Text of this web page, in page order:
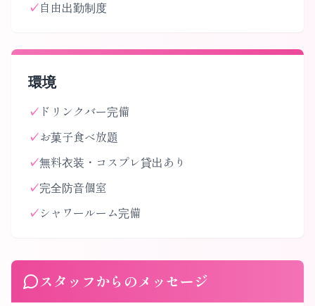
✓自由出勤制度
環境
✓ ドリンクバー完備
✓お菓子食べ放題
✓無料衣装・コスプレ貸出あり
✓完全防音個室
✓シャワールーム完備
スタッフからのメッセージ